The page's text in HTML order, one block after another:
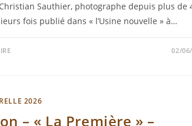
Sauthier, photographe depuis plus de
fois publié dans « l’Usine nouvelle » à…
02/
2026
– « La Première » –